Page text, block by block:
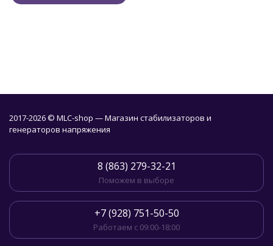
2017-2026 © MLC-shop — Магазин стабилизаторов и
генераторов напряжения
8 (863) 279-32-21
Поможем в выборе
+7 (928) 751-50-50
Работаем с 09:00-18:00